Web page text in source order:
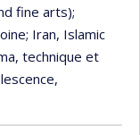
fine arts);
; Iran, Islamic
technique et